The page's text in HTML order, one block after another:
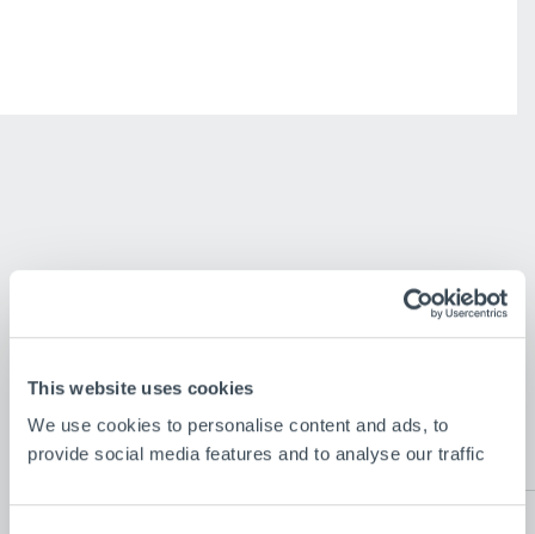
This website uses cookies
We use cookies to personalise content and ads, to
provide social media features and to analyse our traffic
Nos dernières
nouvelles